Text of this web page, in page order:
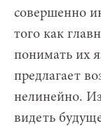
совершенно
того как
понимать их
предлагает
нелинейно.
видеть